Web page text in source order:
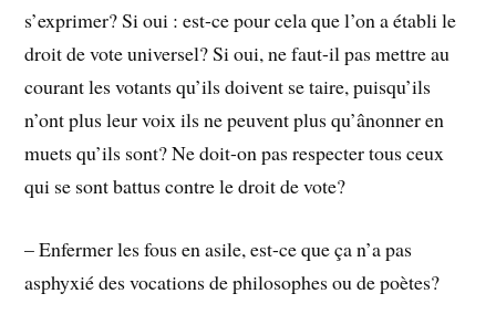
s’exprimer? Si oui : est-ce pour cela que l’on a établi le
droit de vote universel? Si oui, ne faut-il pas mettre au
courant les votants qu’ils doivent se taire, puisqu’ils
n’ont plus leur voix ils ne peuvent plus qu’ânonner en
muets qu’ils sont? Ne doit-on pas respecter tous ceux
qui se sont battus contre le droit de vote?
– Enfermer les fous en asile, est-ce que ça n’a pas
asphyxié des vocations de philosophes ou de poètes?